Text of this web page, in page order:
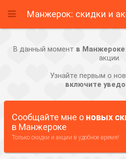
 Манжерок: скидки и
В данный момент в Манжероке
акции.
Узнайте первым о
включите
Сообщайте мне о новых
в Манжероке
Только скидки и акции в удобное время!